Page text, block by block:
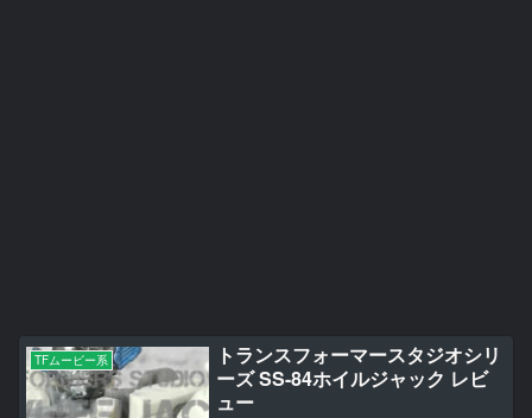
TFムービー系
トランスフォーマースタジオシリ
ーズ SS-84ホイルジャック レビ
ュー